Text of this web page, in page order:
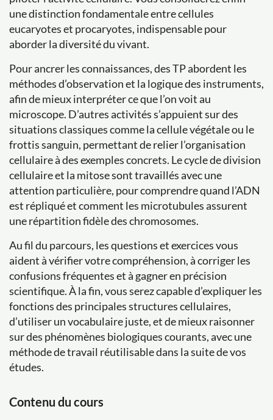
une distinction fondamentale entre cellules
eucaryotes et procaryotes, indispensable pour
aborder la diversité du vivant.
Pour ancrer les connaissances, des TP abordent les
méthodes d’observation et la logique des instruments,
afin de mieux interpréter ce que l’on voit au
microscope. D’autres activités s’appuient sur des
situations classiques comme la cellule végétale ou le
frottis sanguin, permettant de relier l’organisation
cellulaire à des exemples concrets. Le cycle de division
cellulaire et la mitose sont travaillés avec une
attention particulière, pour comprendre quand l’ADN
est répliqué et comment les microtubules assurent
une répartition fidèle des chromosomes.
Au fil du parcours, les questions et exercices vous
aident à vérifier votre compréhension, à corriger les
confusions fréquentes et à gagner en précision
scientifique. À la fin, vous serez capable d’expliquer les
fonctions des principales structures cellulaires,
d’utiliser un vocabulaire juste, et de mieux raisonner
sur des phénomènes biologiques courants, avec une
méthode de travail réutilisable dans la suite de vos
études.
Contenu du cours